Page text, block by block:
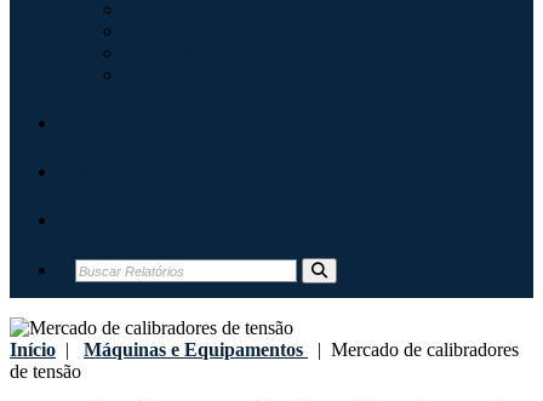
Início | Máquinas e Equipamentos | Mercado de calibradores
de tensão